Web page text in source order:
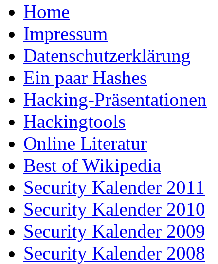
Home
Impressum
Datenschutzerklärung
Ein paar Hashes
Hacking-Präsentationen
Hackingtools
Online Literatur
Best of Wikipedia
Security Kalender 2011
Security Kalender 2010
Security Kalender 2009
Security Kalender 2008